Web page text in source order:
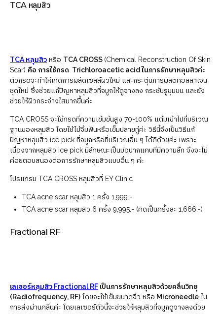
TCA หลุมสิว
TCA หลุมสิว หรือ TCA CROSS (Chemical Reconstruction Of Skin
Scar) คือ การใช้กรด Trichloroacetic acid ในการรักษาหลุมสิวค่ะ
ตัวกรดจะทำให้เกิดการผลัดเซลล์ผิวใหม่ และกระตุ้นการผลิตคอลลาเจน
ชุดใหม่ ซึ่งช่วยแก้ปัญหาหลุมสิวที่จมูกให้ดูจางลง กระชับรูขุมขน และยัง
ช่วยให้ผิวกระจ่างใสมากขึ้นค่ะ
TCA CROSS จะใช้กรดที่ความเข้มข้นสูง 70-100% แต้มเข้าไปที่บริเวณ
ฐานของหลุมสิว โดยใช้ไม้จิ้มฟันหรือเข็มปลายทู่ค่ะ วิธีนี้จึงเป็นวิธีแก้
ปัญหาหลุมสิว ice pick ที่จมูกหรือที่บริเวณอื่น ๆ ได้ดีด้วยค่ะ เพราะ
เนื่องจากหลุมสิว ice pick มีลักษณะเป็นบ่อปากแคบที่มีความลึก จึงจะไม่
ค่อยตอบสนองต่อการรักษาหลุมสิวแบบอื่น ๆ ค่ะ
โปรแกรม TCA CROSS หลุมสิวที่ EY Clinic
TCA acne scar หลุมสิว 1 ครั้ง 1,999.-
TCA acne scar หลุมสิว 6 ครั้ง 9,995.- (คิดเป็นครั้งละ 1,666.-)
Fractional RF
เลเซอร์หลุมสิว Fractional RF เป็นการรักษาหลุมสิวด้วยคลื่นวิทยุ
(Radiofrequency, RF) โดยจะใช้เข็มขนาดจิ๋ว หรือ Microneedle ใน
การส่งผ่านคลื่นค่ะ โดยเลเซอร์ตัวนี้จะช่วยให้หลุมสิวที่จมูกดูจางลงด้วย